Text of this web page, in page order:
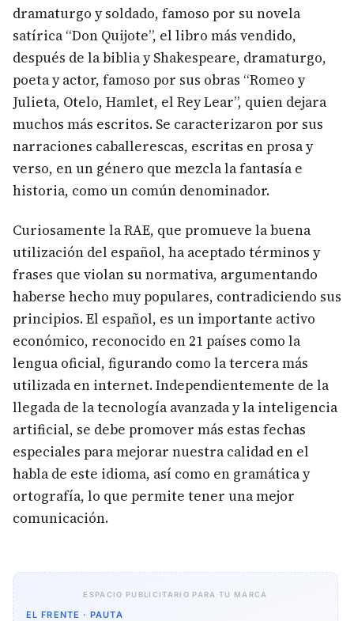
dramaturgo y soldado, famoso por su novela
satírica “Don Quijote”, el libro más vendido,
después de la biblia y Shakespeare, dramaturgo,
poeta y actor, famoso por sus obras “Romeo y
Julieta, Otelo, Hamlet, el Rey Lear”, quien dejara
muchos más escritos. Se caracterizaron por sus
narraciones caballerescas, escritas en prosa y
verso, en un género que mezcla la fantasía e
historia, como un común denominador.
Curiosamente la RAE, que promueve la buena
utilización del español, ha aceptado términos y
frases que violan su normativa, argumentando
haberse hecho muy populares, contradiciendo sus
principios. El español, es un importante activo
económico, reconocido en 21 países como la
lengua oficial, figurando como la tercera más
utilizada en internet. Independientemente de la
llegada de la tecnología avanzada y la inteligencia
artificial, se debe promover más estas fechas
especiales para mejorar nuestra calidad en el
habla de este idioma, así como en gramática y
ortografía, lo que permite tener una mejor
comunicación.
ESPACIO PUBLICITARIO PARA TU MARCA
EL FRENTE · PAUTA